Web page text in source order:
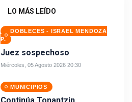
LO MÁS LEÍDO
DOBLECES - ISRAEL MENDOZA
P.
Juez sospechoso
Miércoles, 05 Agosto 2026 20:30
MUNICIPIOS
Continúa Tonantzin